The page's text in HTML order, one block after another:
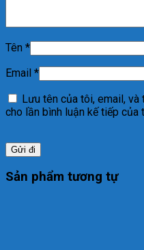
Tên *
Email *
Lưu tên của tôi, email,
cho lần bình luận kế tiếp của
Sản phẩm tương tự